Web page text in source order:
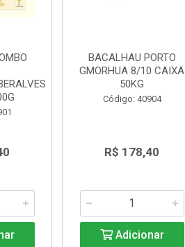
BACALHAU PORTO
GMORHUA 8/10 CAIXA
50KG
Código: 40904
R$ 178,40
Adicionar